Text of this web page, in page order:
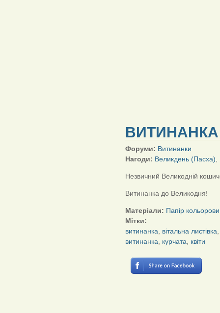
Форуми: Витинанки
Нагоди: Великдень (Пасха)
Незвичний Великодній
Витинанка до Великодня!
Матеріали: Папір
Мітки:
витинанка
вітальна листівка
витинанка
курчата квіти